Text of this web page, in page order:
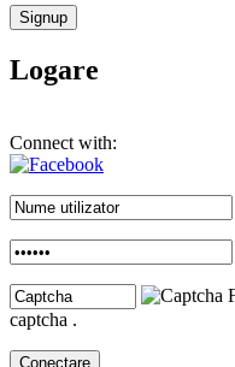
Logare
Connect with:
captcha .